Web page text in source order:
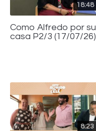
18:48
Como Alfredo por su
casa P2/3 (17/07/26)
8:23